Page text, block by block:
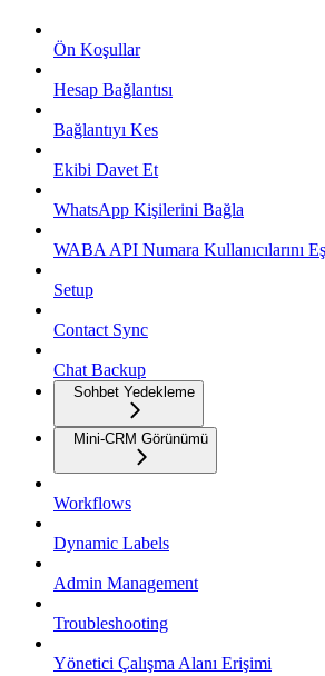
Ön Koşullar
Hesap Bağlantısı
Bağlantıyı Kes
Ekibi Davet Et
WhatsApp Kişilerini Bağla
WABA API Numara Kullanıcılarını
Setup
Contact Sync
Chat Backup
Sohbet Yedekleme
Mini-CRM Görünümü
Workflows
Dynamic Labels
Admin Management
Troubleshooting
Yönetici Çalışma Alanı Erişimi